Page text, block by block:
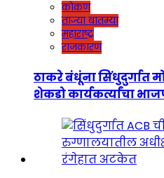
कोकण
ताज्या बातम्या
महाराष्ट्र
राजकारण
ठाकरे बंधूंना सिंधुदुर्गात
शेकडो कार्यकर्त्यांचा